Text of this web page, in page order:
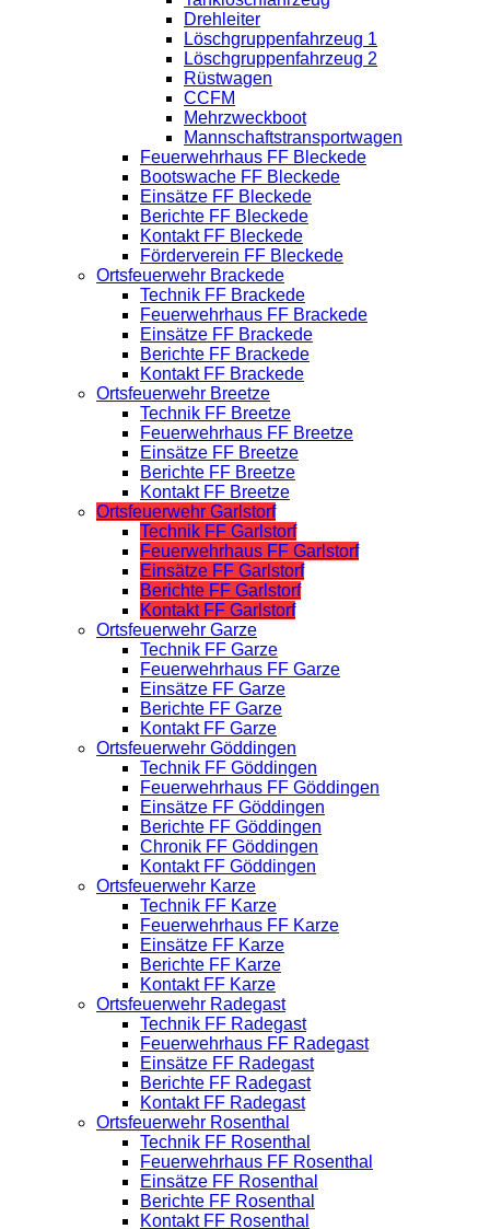
Drehleiter
Löschgruppenfahrzeug 1
Löschgruppenfahrzeug 2
Rüstwagen
CCFM
Mehrzweckboot
Mannschaftstransportwagen
Feuerwehrhaus FF Bleckede
Bootswache FF Bleckede
Einsätze FF Bleckede
Berichte FF Bleckede
Kontakt FF Bleckede
Förderverein FF Bleckede
Ortsfeuerwehr Brackede
Technik FF Brackede
Feuerwehrhaus FF Brackede
Einsätze FF Brackede
Berichte FF Brackede
Kontakt FF Brackede
Ortsfeuerwehr Breetze
Technik FF Breetze
Feuerwehrhaus FF Breetze
Einsätze FF Breetze
Berichte FF Breetze
Kontakt FF Breetze
Ortsfeuerwehr Garlstorf
Technik FF Garlstorf
Feuerwehrhaus FF Garlstorf
Einsätze FF Garlstorf
Berichte FF Garlstorf
Kontakt FF Garlstorf
Ortsfeuerwehr Garze
Technik FF Garze
Feuerwehrhaus FF Garze
Einsätze FF Garze
Berichte FF Garze
Kontakt FF Garze
Ortsfeuerwehr Göddingen
Technik FF Göddingen
Feuerwehrhaus FF Göddingen
Einsätze FF Göddingen
Berichte FF Göddingen
Chronik FF Göddingen
Kontakt FF Göddingen
Ortsfeuerwehr Karze
Technik FF Karze
Feuerwehrhaus FF Karze
Einsätze FF Karze
Berichte FF Karze
Kontakt FF Karze
Ortsfeuerwehr Radegast
Technik FF Radegast
Feuerwehrhaus FF Radegast
Einsätze FF Radegast
Berichte FF Radegast
Kontakt FF Radegast
Ortsfeuerwehr Rosenthal
Technik FF Rosenthal
Feuerwehrhaus FF Rosenthal
Einsätze FF Rosenthal
Berichte FF Rosenthal
Kontakt FF Rosenthal